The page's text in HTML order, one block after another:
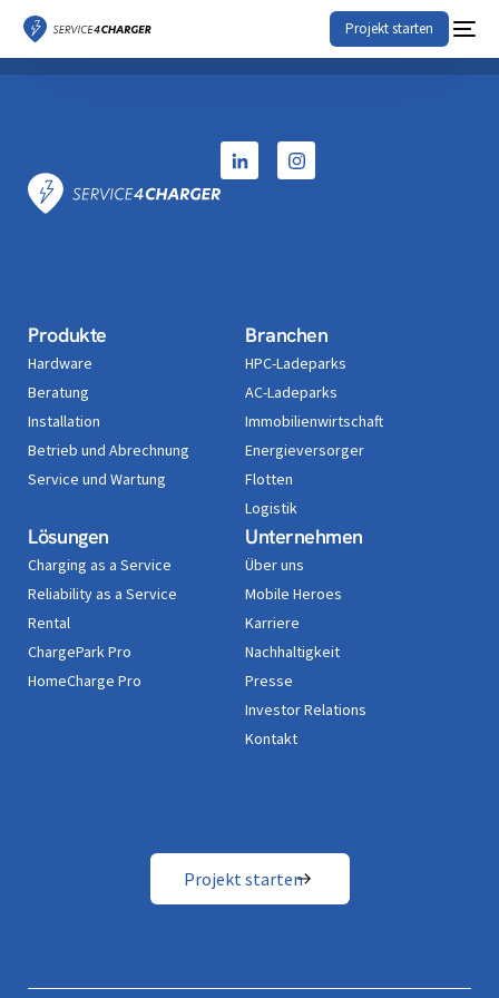
Projekt starten
Produkte
Hardware
Beratung
Installation
Betrieb und Abrechnung
Service und Wartung
Branchen
HPC-Ladeparks
AC-Ladeparks
Immobilienwirtschaft
Energieversorger
Flotten
Logistik
Lösungen
Charging as a Service
Reliability as a Service
Rental
ChargePark Pro
HomeCharge Pro
Unternehmen
Über uns
Mobile Heroes
Karriere
Nachhaltigkeit
Presse
Investor Relations
Kontakt
Projekt starten